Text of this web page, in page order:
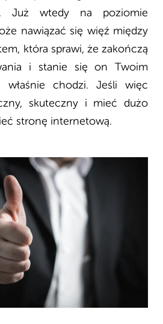
Już wtedy na poziomie
nawiązać się więź między
która sprawi, że zakończą
i stanie się on Twoim
chodzi. Jeśli więc
skuteczny i mieć dużo
stronę internetową.